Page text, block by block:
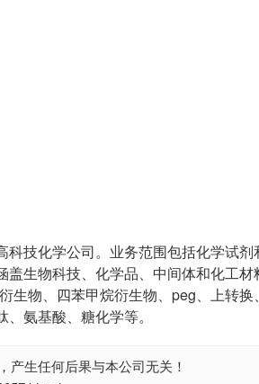
技化学公司。业务范围包括化学试剂
生物科技、化学品、中间体和化工材
生物、四苯甲烷衍生物、peg、上转
氨基酸、糖化学等。
生任何后果与本公司无关！